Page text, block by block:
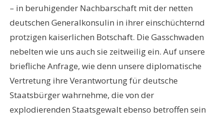
– in beruhigender Nachbarschaft mit der netten
deutschen Generalkonsulin in ihrer einschüchternd
protzigen kaiserlichen Botschaft. Die Gasschwaden
nebelten wie uns auch sie zeitweilig ein. Auf unsere
briefliche Anfrage, wie denn unsere diplomatische
Vertretung ihre Verantwortung für deutsche
Staatsbürger wahrnehme, die von der
explodierenden Staatsgewalt ebenso betroffen sein